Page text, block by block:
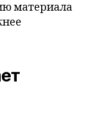
материала